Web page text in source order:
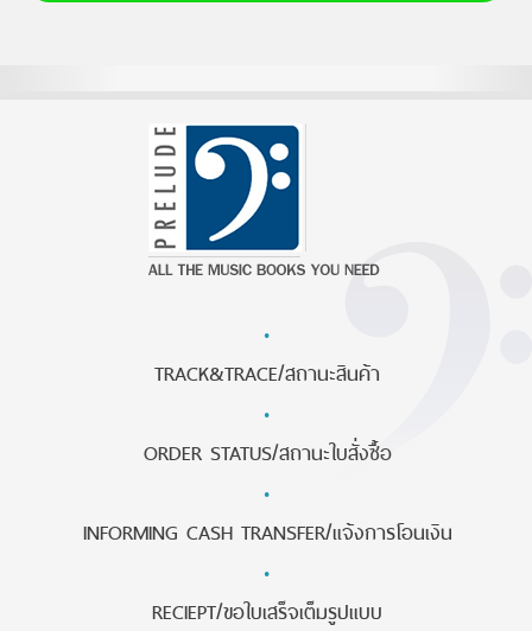
·
TRACK&TRACE/สถานะสินค้า
·
ORDER STATUS/สถานะใบสั่งซื้อ
·
INFORMING CASH TRANSFER/แจ้งการโอนเงิน
·
RECIEPT/ขอใบเสร็จเต็มรูปแบบ